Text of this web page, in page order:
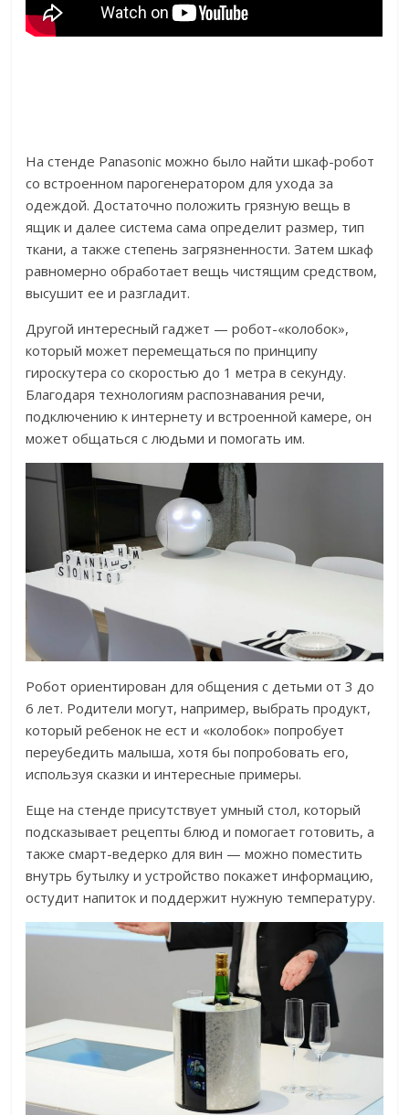
На стенде Panasonic можно было найти шкаф-робот
со встроенном парогенератором для ухода за
одеждой. Достаточно положить грязную вещь в
ящик и далее система сама определит размер, тип
ткани, а также степень загрязненности. Затем шкаф
равномерно обработает вещь чистящим средством,
высушит ее и разгладит.
Другой интересный гаджет — робот-«колобок»,
который может перемещаться по принципу
гироскутера со скоростью до 1 метра в секунду.
Благодаря технологиям распознавания речи,
подключению к интернету и встроенной камере, он
может общаться с людьми и помогать им.
Робот ориентирован для общения с детьми от 3 до
6 лет. Родители могут, например, выбрать продукт,
который ребенок не ест и «колобок» попробует
переубедить малыша, хотя бы попробовать его,
используя сказки и интересные примеры.
Еще на стенде присутствует умный стол, который
подсказывает рецепты блюд и помогает готовить, а
также смарт-ведерко для вин — можно поместить
внутрь бутылку и устройство покажет информацию,
остудит напиток и поддержит нужную температуру.